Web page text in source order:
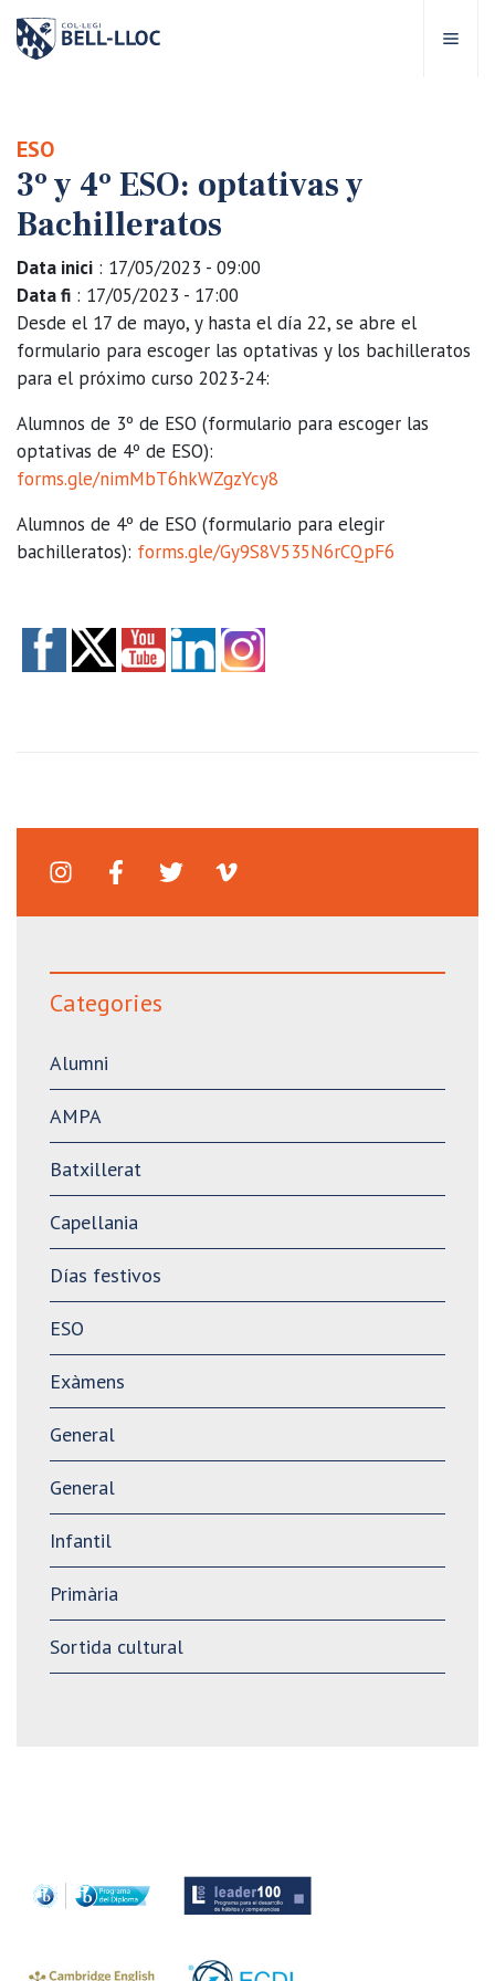
Bell-lloc
Educativo
educativas
Escolares
Bell-lloc
ESO
3º y 4º ESO: optativas y
Bachilleratos
Data inici : 17/05/2023 - 09:00
Data fi : 17/05/2023 - 17:00
Desde el 17 de mayo, y hasta el día 22, se abre el
formulario para escoger las optativas y los bachilleratos
para el próximo curso 2023-24:
Alumnos de 3º de ESO (formulario para escoger las
optativas de 4º de ESO):
forms.gle/nimMbT6hkWZgzYcy8
Alumnos de 4º de ESO (formulario para elegir
bachilleratos): forms.gle/Gy9S8V535N6rCQpF6
Categories
Alumni
AMPA
Batxillerat
Capellania
Días festivos
ESO
Exàmens
General
General
Infantil
Primària
Sortida cultural